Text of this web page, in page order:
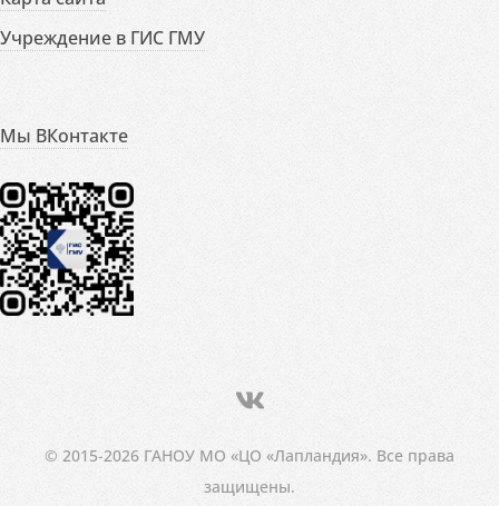
Учреждение в ГИС ГМУ
Мы ВКонтакте
© 2015-2026 ГАНОУ МО «ЦО «Лапландия». Все права
защищены.